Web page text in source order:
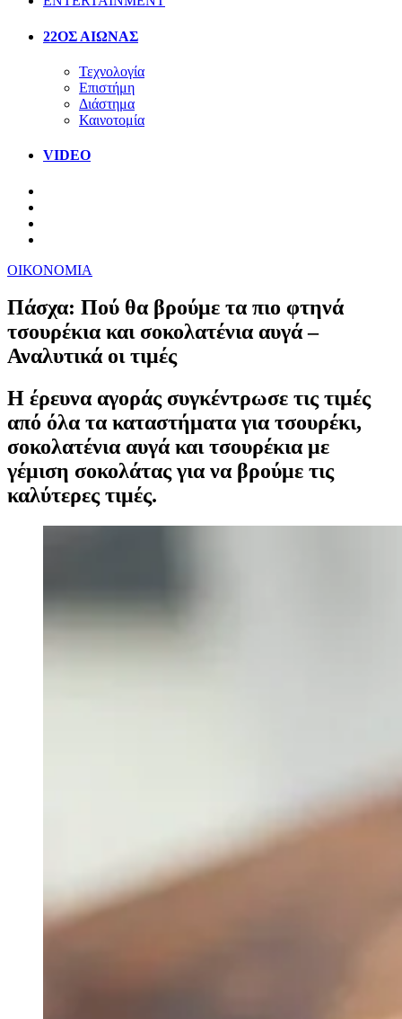
22ΟΣ ΑΙΩΝΑΣ
Τεχνολογία
Επιστήμη
Διάστημα
Καινοτομία
VIDEO
ΟΙΚΟΝΟΜΙΑ
Πάσχα: Πού θα βρούμε τα πιο φτηνά
τσουρέκια και σοκολατένια αυγά –
Αναλυτικά οι τιμές
Η έρευνα αγοράς συγκέντρωσε τις τιμές
από όλα τα καταστήματα για τσουρέκι,
σοκολατένια αυγά και τσουρέκια με
γέμιση σοκολάτας για να βρούμε τις
καλύτερες τιμές.